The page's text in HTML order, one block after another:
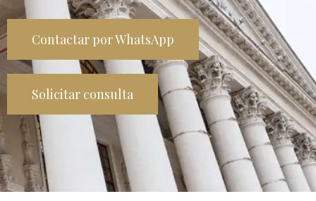
Contactar por WhatsApp
Solicitar consulta